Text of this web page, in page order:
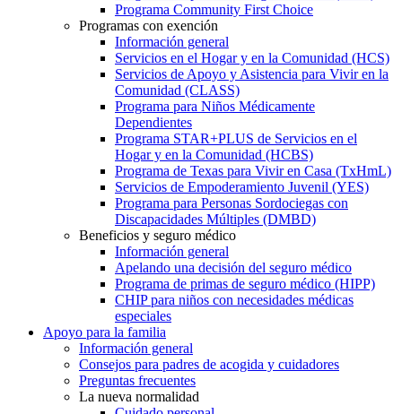
Programa Community First Choice
Programas con exención
Información general
Servicios en el Hogar y en la Comunidad (HCS)
Servicios de Apoyo y Asistencia para Vivir en la
Comunidad (CLASS)
Programa para Niños Médicamente
Dependientes
Programa STAR+PLUS de Servicios en el
Hogar y en la Comunidad (HCBS)
Programa de Texas para Vivir en Casa (TxHmL)
Servicios de Empoderamiento Juvenil (YES)
Programa para Personas Sordociegas con
Discapacidades Múltiples (DMBD)
Beneficios y seguro médico
Información general
Apelando una decisión del seguro médico
Programa de primas de seguro médico (HIPP)
CHIP para niños con necesidades médicas
especiales
Apoyo para la familia
Información general
Consejos para padres de acogida y cuidadores
Preguntas frecuentes
La nueva normalidad